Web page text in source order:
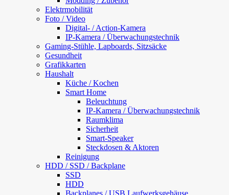
Elektrmobilität
Foto / Video
Digital- / Action-Kamera
IP-Kamera / Überwachungstechnik
Gaming-Stühle, Lapboards, Sitzsäcke
Gesundheit
Grafikkarten
Haushalt
Küche / Kochen
Smart Home
Beleuchtung
IP-Kamera / Überwachungstechnik
Raumklima
Sicherheit
Smart-Speaker
Steckdosen & Aktoren
Reinigung
HDD / SSD / Backplane
SSD
HDD
Backplanes / USB Laufwerksgehäuse